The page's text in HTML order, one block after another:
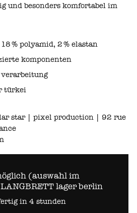
und besonders komfortabel im
% polyamid, 2 % elastan
komponenten
türkei
star | pixel production | 92 rue
(auswahl im
LANGBRETT lager berlin
in 4 stunden